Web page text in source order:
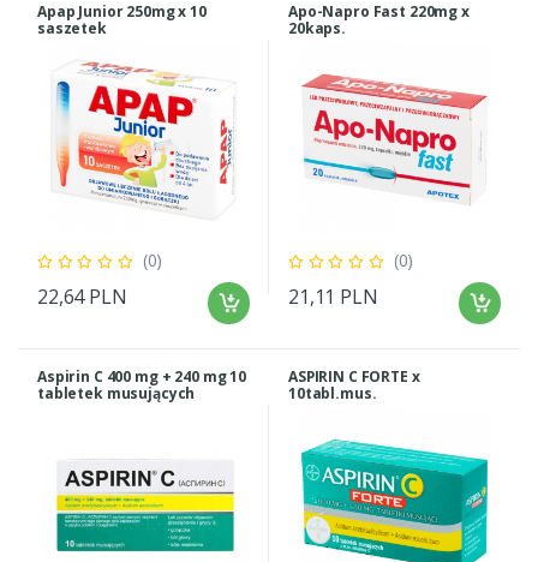
Apap Junior 250mg x 10
saszetek
(0)
22,64 PLN
Apo-Napro Fast 220mg x
20kaps.
(0)
21,11 PLN
Aspirin C 400 mg + 240 mg 10
tabletek musujących
ASPIRIN C FORTE x
10tabl.mus.